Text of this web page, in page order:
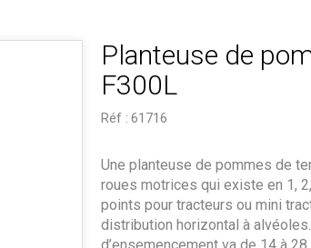
Planteuse de
F300L
Réf : 61716
Une planteuse de pommes de
roues motrices qui existe en 1,
points pour tracteurs ou mini
distribution horizontal à